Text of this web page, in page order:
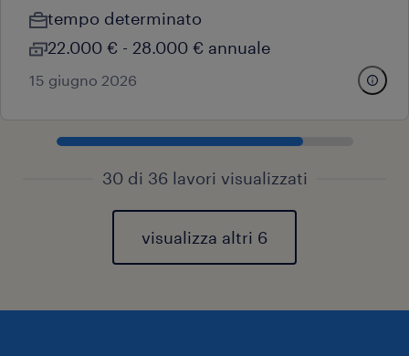
tempo determinato
22.000 € - 28.000 € annuale
15 giugno 2026
30 di 36 lavori visualizzati
visualizza altri 6